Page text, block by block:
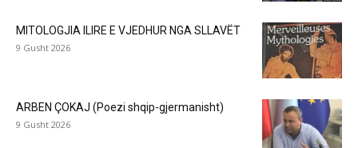
MITOLOGJIA ILIRE E VJEDHUR NGA SLLAVËT
9 Gusht 2026
ARBEN ÇOKAJ (Poezi shqip-gjermanisht)
9 Gusht 2026